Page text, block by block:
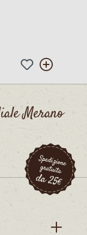
Merano